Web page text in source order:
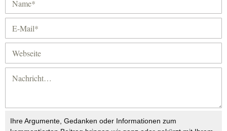
Ihre Argumente, Gedanken oder Informationen zum